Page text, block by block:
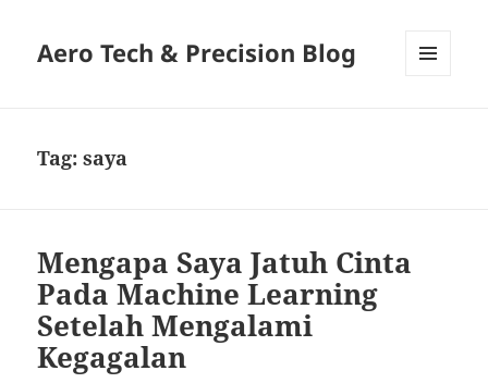
Aero Tech & Precision Blog
Tag:saya
Mengapa Saya Jatuh Cinta
Pada Machine Learning
Setelah Mengalami
Kegagalan